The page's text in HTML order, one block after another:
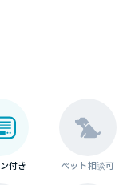
付き ペット相談可